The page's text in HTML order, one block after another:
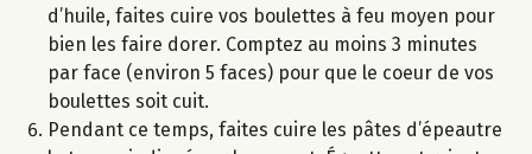
d’huile, faites cuire vos boulettes à feu moyen pour
bien les faire dorer. Comptez au moins 3 minutes
par face (environ 5 faces) pour que le coeur de vos
boulettes soit cuit.
Pendant ce temps, faites cuire les pâtes d’épeautre